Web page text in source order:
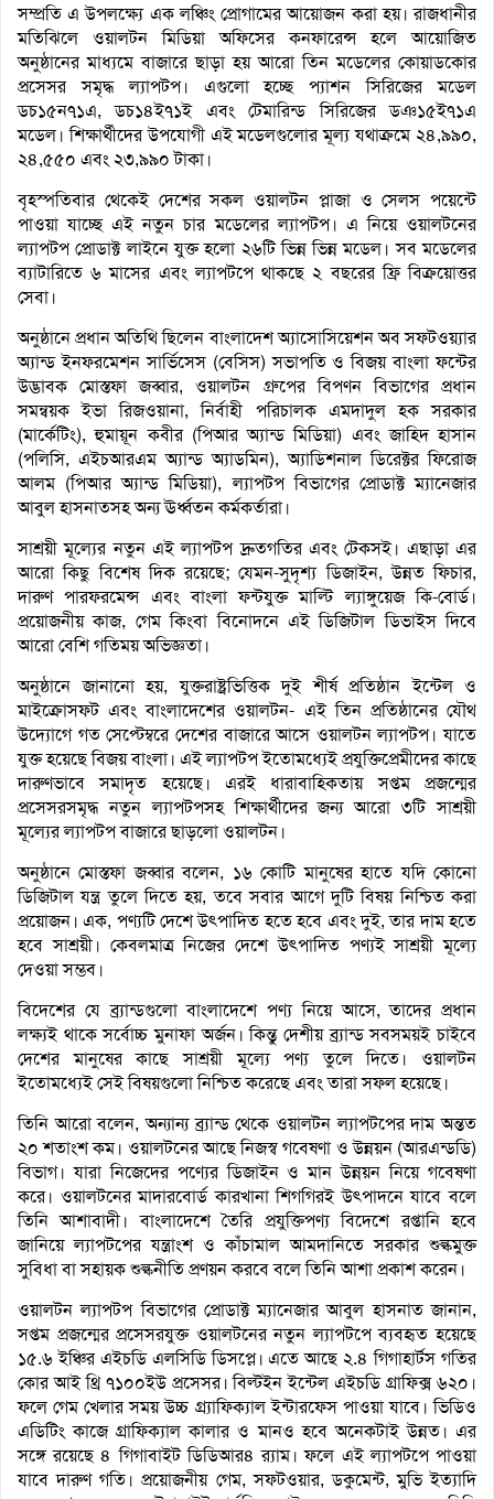
সম্প্রতি এ উপলক্ষ্যে এক লঞ্চিং প্রোগামের আয়োজন করা হয়। রাজধানীর
মতিঝিলে ওয়ালটন মিডিয়া অফিসের কনফারেন্স হলে আয়োজিত
অনুষ্ঠানের মাধ্যমে বাজারে ছাড়া হয় আরো তিন মডেলের কোয়াডকোর
প্রসেসর সমৃদ্ধ ল্যাপটপ। এগুলো হচ্ছে প্যাশন সিরিজের মডেল
ডচ১৫ন৭১এ, ডচ১৪ই৭১ই এবং টেমারিন্ড সিরিজের ডঞ১৫ই৭১এ
মডেল। শিক্ষার্থীদের উপযোগী এই মডেলগুলোর মূল্য যথাক্রমে ২৪,৯৯০,
২৪,৫৫০ এবং ২৩,৯৯০ টাকা।
বৃহস্পতিবার থেকেই দেশের সকল ওয়ালটন প্লাজা ও সেলস পয়েন্টে
পাওয়া যাচ্ছে এই নতুন চার মডেলের ল্যাপটপ। এ নিয়ে ওয়ালটনের
ল্যাপটপ প্রোডাক্ট লাইনে যুক্ত হলো ২৬টি ভিন্ন ভিন্ন মডেল। সব মডেলের
ব্যাটারিতে ৬ মাসের এবং ল্যাপটপে থাকছে ২ বছরের ফ্রি বিক্রয়োত্তর
সেবা।
অনুষ্ঠানে প্রধান অতিথি ছিলেন বাংলাদেশ অ্যাসোসিয়েশন অব সফটওয়্যার
অ্যান্ড ইনফরমেশন সার্ভিসেস (বেসিস) সভাপতি ও বিজয় বাংলা ফন্টের
উদ্ভাবক মোস্তফা জব্বার, ওয়ালটন গ্রুপের বিপণন বিভাগের প্রধান
সমন্বয়ক ইভা রিজওয়ানা, নির্বাহী পরিচালক এমদাদুল হক সরকার
(মার্কেটিং), হুমায়ূন কবীর (পিআর অ্যান্ড মিডিয়া) এবং জাহিদ হাসান
(পলিসি, এইচআরএম অ্যান্ড অ্যাডমিন), অ্যাডিশনাল ডিরেক্টর ফিরোজ
আলম (পিআর অ্যান্ড মিডিয়া), ল্যাপটপ বিভাগের প্রোডাক্ট ম্যানেজার
আবুল হাসনাতসহ অন্য ঊর্ধ্বতন কর্মকর্তারা।
সাশ্রয়ী মূল্যের নতুন এই ল্যাপটপ দ্রুতগতির এবং টেকসই। এছাড়া এর
আরো কিছু বিশেষ দিক রয়েছে; যেমন-সুদৃশ্য ডিজাইন, উন্নত ফিচার,
দারুণ পারফরমেন্স এবং বাংলা ফন্টযুক্ত মাল্টি ল্যাঙ্গুয়েজ কি-বোর্ড।
প্রয়োজনীয় কাজ, গেম কিংবা বিনোদনে এই ডিজিটাল ডিভাইস দিবে
আরো বেশি গতিময় অভিজ্ঞতা।
অনুষ্ঠানে জানানো হয়, যুক্তরাষ্ট্রভিত্তিক দুই শীর্ষ প্রতিষ্ঠান ইন্টেল ও
মাইক্রোসফট এবং বাংলাদেশের ওয়ালটন- এই তিন প্রতিষ্ঠানের যৌথ
উদ্যোগে গত সেপ্টেম্বরে দেশের বাজারে আসে ওয়ালটন ল্যাপটপ। যাতে
যুক্ত হয়েছে বিজয় বাংলা। এই ল্যাপটপ ইতোমধ্যেই প্রযুক্তিপ্রেমীদের কাছে
দারুণভাবে সমাদৃত হয়েছে। এরই ধারাবাহিকতায় সপ্তম প্রজন্মের
প্রসেসরসমৃদ্ধ নতুন ল্যাপটপসহ শিক্ষার্থীদের জন্য আরো ৩টি সাশ্রয়ী
মূল্যের ল্যাপটপ বাজারে ছাড়লো ওয়ালটন।
অনুষ্ঠানে মোস্তফা জব্বার বলেন, ১৬ কোটি মানুষের হাতে যদি কোনো
ডিজিটাল যন্ত্র তুলে দিতে হয়, তবে সবার আগে দুটি বিষয় নিশ্চিত করা
প্রয়োজন। এক, পণ্যটি দেশে উৎপাদিত হতে হবে এবং দুই, তার দাম হতে
হবে সাশ্রয়ী। কেবলমাত্র নিজের দেশে উৎপাদিত পণ্যই সাশ্রয়ী মূল্যে
দেওয়া সম্ভব।
বিদেশের যে ব্র্যান্ডগুলো বাংলাদেশে পণ্য নিয়ে আসে, তাদের প্রধান
লক্ষ্যই থাকে সর্বোচ্চ মুনাফা অর্জন। কিন্তু দেশীয় ব্র্যান্ড সবসময়ই চাইবে
দেশের মানুষের কাছে সাশ্রয়ী মূল্যে পণ্য তুলে দিতে। ওয়ালটন
ইতোমধ্যেই সেই বিষয়গুলো নিশ্চিত করেছে এবং তারা সফল হয়েছে।
তিনি আরো বলেন, অন্যান্য ব্র্যান্ড থেকে ওয়ালটন ল্যাপটপের দাম অন্তত
২০ শতাংশ কম। ওয়ালটনের আছে নিজস্ব গবেষণা ও উন্নয়ন (আরএন্ডডি)
বিভাগ। যারা নিজেদের পণ্যের ডিজাইন ও মান উন্নয়ন নিয়ে গবেষণা
করে। ওয়ালটনের মাদারবোর্ড কারখানা শিগগিরই উৎপাদনে যাবে বলে
তিনি আশাবাদী। বাংলাদেশে তৈরি প্রযুক্তিপণ্য বিদেশে রপ্তানি হবে
জানিয়ে ল্যাপটপের যন্ত্রাংশ ও কাঁচামাল আমদানিতে সরকার শুল্কমুক্ত
সুবিধা বা সহায়ক শুল্কনীতি প্রণয়ন করবে বলে তিনি আশা প্রকাশ করেন।
ওয়ালটন ল্যাপটপ বিভাগের প্রোডাক্ট ম্যানেজার আবুল হাসনাত জানান,
সপ্তম প্রজন্মের প্রসেসরযুক্ত ওয়ালটনের নতুন ল্যাপটপে ব্যবহৃত হয়েছে
১৫.৬ ইঞ্চির এইচডি এলসিডি ডিসপ্লে। এতে আছে ২.৪ গিগাহার্টস গতির
কোর আই থ্রি ৭১০০ইউ প্রসেসর। বিল্টইন ইন্টেল এইচডি গ্রাফিক্স ৬২০।
ফলে গেম খেলার সময় উচ্চ গ্র্যাফিক্যাল ইন্টারফেস পাওয়া যাবে। ভিডিও
এডিটিং কাজে গ্রাফিক্যাল কালার ও মানও হবে অনেকটাই উন্নত। এর
সঙ্গে রয়েছে ৪ গিগাবাইট ডিডিআর৪ র‌্যাম। ফলে এই ল্যাপটপে পাওয়া
যাবে দারুণ গতি। প্রয়োজনীয় গেম, সফটওয়ার, ডকুমেন্ট, মুভি ইত্যাদি